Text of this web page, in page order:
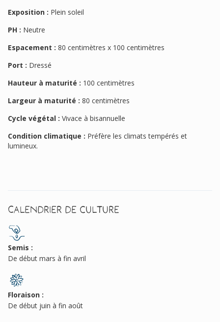
Exposition : Plein soleil
PH : Neutre
Espacement : 80 centimètres x 100 centimètres
Port : Dressé
Hauteur à maturité : 100 centimètres
Largeur à maturité : 80 centimètres
Cycle végétal : Vivace à bisannuelle
Condition climatique : Préfère les climats tempérés et
lumineux.
Calendrier de culture
Semis :
De début mars à fin avril
Floraison :
De début juin à fin août